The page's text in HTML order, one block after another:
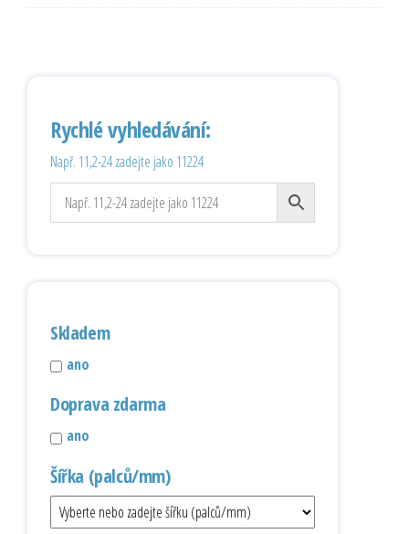
Rychlé vyhledávání:
Např. 11,2-24 zadejte jako 11224
Skladem
ano
Doprava zdarma
ano
Šířka (palců/mm)